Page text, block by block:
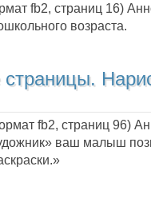
fb2, страниц 16)
возраста.
fb2, страниц 96)
ваш малыш